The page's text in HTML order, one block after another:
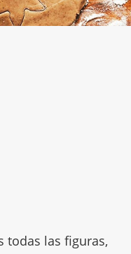
todas las figuras,